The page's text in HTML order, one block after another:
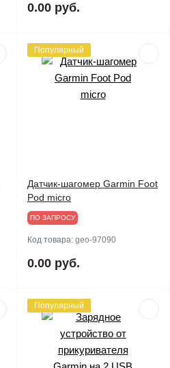
0.00 руб.
Популярный
Датчик-шагомер Garmin Foot
Pod micro
ПО ЗАПРОСУ
Код товара: geo-97090
0.00 руб.
Популярный